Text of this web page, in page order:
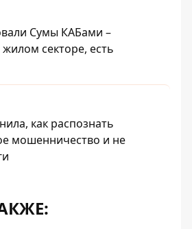
Сумы КАБами –
секторе, есть
как распознать
мошенничество и не